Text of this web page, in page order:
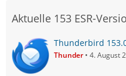
Aktuelle 153 ESR-
Thunderbird
Thunder 4. August